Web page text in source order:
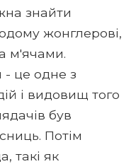
знайти
жонглерові,
м'ячами.
- це одне з
і видовищ того
був
Потім
такі як